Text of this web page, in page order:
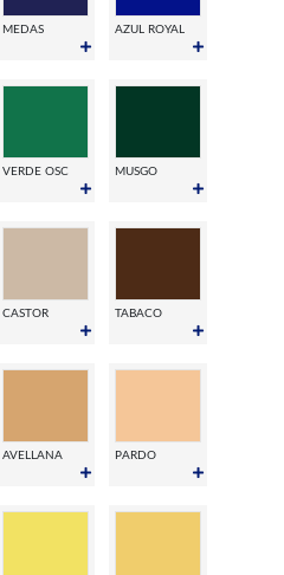
MEDAS AZUL ROYAL
VERDE OSC MUSGO
CASTOR TABACO
AVELLANA PARDO